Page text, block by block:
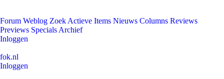
Forum Weblog Zoek Actieve Items Nieuws Columns Reviews
Previews Specials Archief
Inloggen
fok.nl
Inloggen